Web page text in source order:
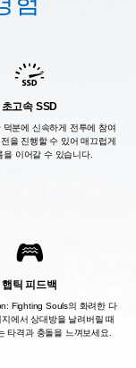
초고속 SSD
덕분에 신속하게 전투에 참여
을 진행할 수 있어 매끄럽게
을 이어갈 수 있습니다.
햅틱 피드백
Fighting Souls의 화려한 다
에서 상대방을 날려버릴 때
타격과 충돌을 느껴보세요.